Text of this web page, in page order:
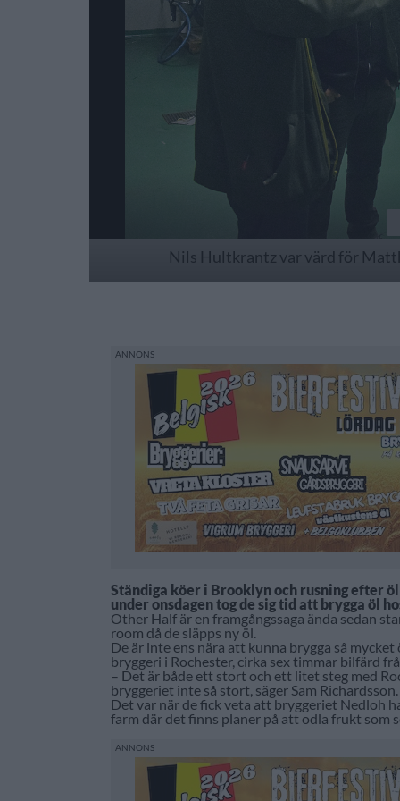
Nils Hultkrantz var värd för
Ständiga köer i Brooklyn och rusning efter
under onsdagen tog de sig tid att brygga öl
Other Half är en framgångssaga ända sedan
room då de släpps ny öl.
De är inte ens nära att kunna brygga så
bryggeri i Rochester, cirka sex timmar bilfärd
– Det är både ett stort och ett litet steg med
bryggeriet inte så stort, säger Sam Richardsson.
Det var när de fick veta att bryggeriet Nedloh
farm där det finns planer på att odla frukt som